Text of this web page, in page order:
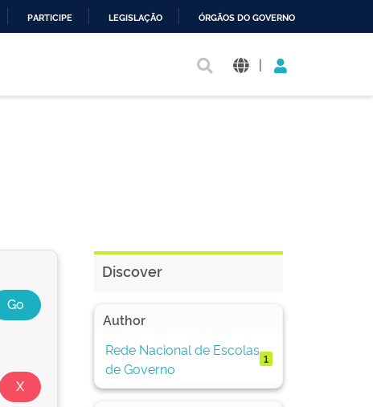
PARTICIPE LEGISLAÇÃO ÓRGÃOS DO GOVERNO
|
Discover
Author
Rede Nacional de Escolas
de Governo
1